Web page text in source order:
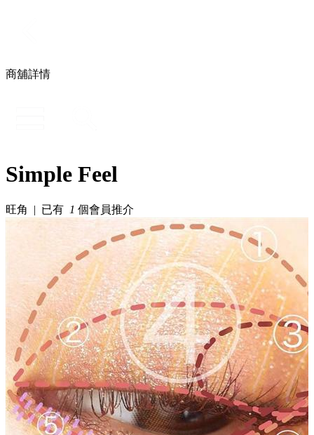
商舖詳情
Simple Feel
旺角 | 已有 1 個會員推介